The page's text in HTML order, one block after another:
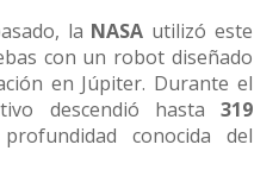
la NASA utilizó este
con un robot diseñado
en Júpiter. Durante el
descendió hasta 319
conocida del